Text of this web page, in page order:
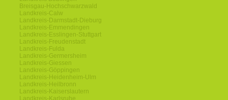
Breisgau-Hochschwarzwald
Landkreis-Calw
Landkreis-Darmstadt-Dieburg
Landkreis-Emmendingen
Landkreis-Esslingen-Stuttgart
Landkreis-Freudenstadt
Landkreis-Fulda
Landkreis-Germersheim
Landkreis-Giessen
Landkreis-Göppingen
Landkreis-Heidenheim-Ulm
Landkreis-Heilbronn
Landkreis-Kaiserslautern
Landkreis-Karlsruhe